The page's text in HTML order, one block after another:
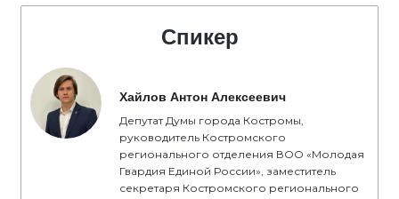
Спикер
Хайлов Антон Алексеевич
Депутат Думы города Костромы,
руководитель Костромского
регионального отделения ВОО «Молодая
Гвардия Единой России», заместитель
секретаря Костромского регионального